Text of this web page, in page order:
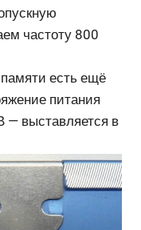
частоту 800
есть ещё
питания
— выставляется в